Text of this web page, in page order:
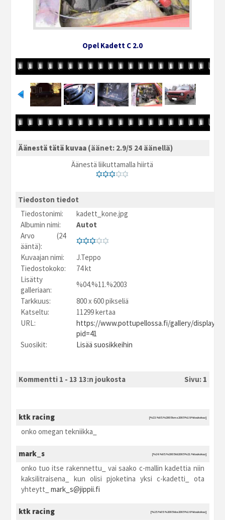
Opel Kadett C 2.0
Äänestä tätä kuvaa (äänet: 2.9/5 24 äänellä)
Äänestä liikuttamalla hiirtä
Tiedoston tiedot
Tiedostonimi:
kadett_kone.jpg
Albumin nimi:
Autot
Arvo (24
ääntä):
Kuvaajan nimi:
J.Teppo
Tiedostokoko:
74 kt
Lisätty
galleriaan:
%04.%11.%2003
Tarkkuus:
800 x 600 pikseliä
Katseltu:
11299 kertaa
URL:
https://www.pottupellossa.fi/gallery/
pid=41
Suosikit:
Lisää suosikkeihin
Kommentti 1 - 13 13:n joukosta Sivu: 1
ktk racing [%23.%05.%2005 kma2005 %19:%toukokuu]
onko omegan tekniikka_
mark_s [%24.%05.%2005 kti2005 %21:%toukokuu]
onko tuo itse rakennettu_ vai saako c-mallin kadettia niin
kaksilitraisena_ kun olisi pjoketina yksi c-kadetti_ ota
yhteytt_ mark_s@jippii.fi
ktk racing [%25.%05.%2005 kke2005 %16:%toukokuu]